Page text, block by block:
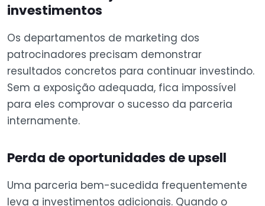
investimentos
Os departamentos de marketing dos
patrocinadores precisam demonstrar
resultados concretos para continuar investindo.
Sem a exposição adequada, fica impossível
para eles comprovar o sucesso da parceria
internamente.
Perda de oportunidades de upsell
Uma parceria bem-sucedida frequentemente
leva a investimentos adicionais. Quando o